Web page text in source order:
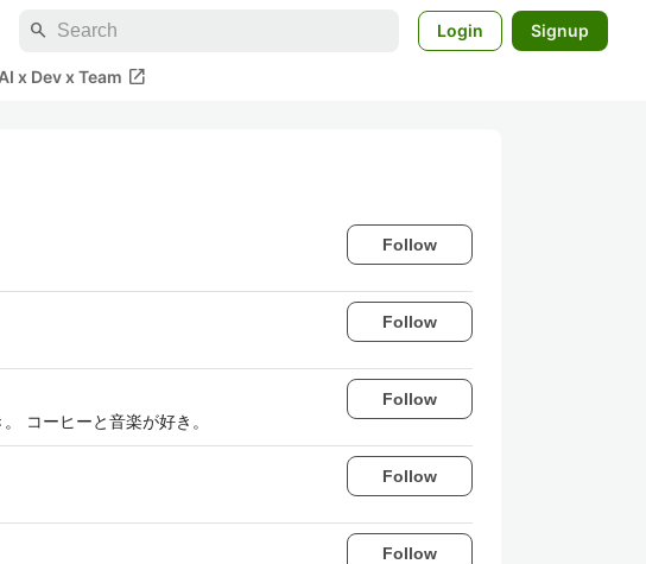
search Login Signup
AI x Dev x Team open_in_new
Follow
Follow
コーヒーと音楽が好き。
Follow
Follow
Follow